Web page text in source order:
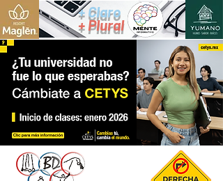
+ Claro
+ Plural